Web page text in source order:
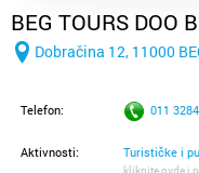
BEG TOURS DOO
Dobračina 12, 11000
Telefon: 011
Aktivnosti: Turističke i